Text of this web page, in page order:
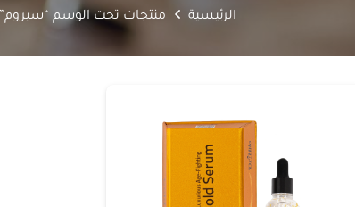
الرئيسية منتجات تحت الوسم “سيروم”